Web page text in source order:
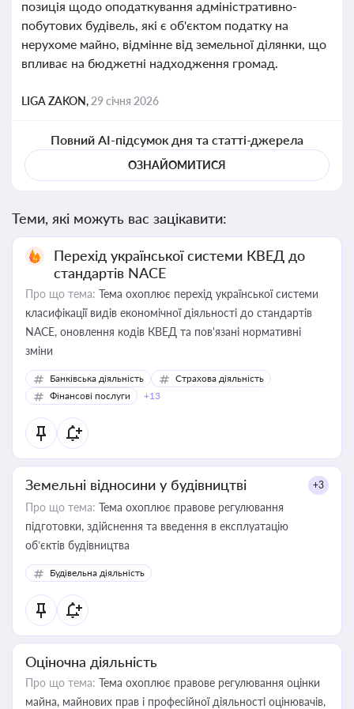
позиція щодо оподаткування адміністративно-
побутових будівель, які є об'єктом податку на
нерухоме майно, відмінне від земельної ділянки, що
впливає на бюджетні надходження громад.
LIGA ZAKON, 29 січня 2026
Повний AI-підсумок дня та статті-джерела
ОЗНАЙОМИТИСЯ
Теми, які можуть вас зацікавити:
Перехід української системи КВЕД до
стандартів NACE
Про що тема: Тема охоплює перехід української системи
класифікації видів економічної діяльності до стандартів
NACE, оновлення кодів КВЕД та пов'язані нормативні
зміни
Банківська діяльність
Страхова діяльність
Фінансові послуги
+13
Земельні відносини у будівництві +3
Про що тема: Тема охоплює правове регулювання
підготовки, здійснення та введення в експлуатацію
об’єктів будівництва
Будівельна діяльність
Оціночна діяльність
Про що тема: Тема охоплює правове регулювання оцінки
майна, майнових прав і професійної діяльності оцінювачів,